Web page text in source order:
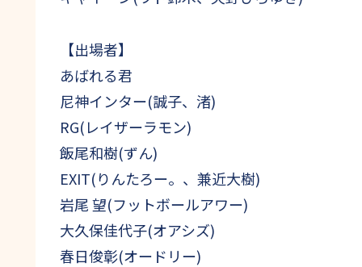
【出場者】
あばれる君
尼神インター(誠子、渚)
RG(レイザーラモン)
飯尾和樹(ずん)
EXIT(りんたろー。、兼近大樹)
岩尾 望(フットボールアワー)
大久保佳代子(オアシズ)
春日俊彰(オードリー)